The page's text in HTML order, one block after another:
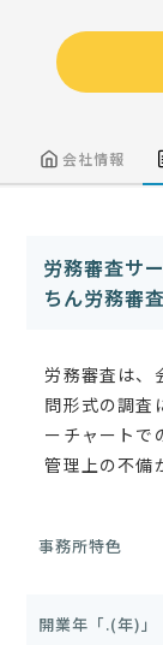
会社情報
労務審査サ
ちん労務審
労務審査は、
問形式の調査
ーチャートで
管理上の不備
事務所特色
開業年「.(年)」